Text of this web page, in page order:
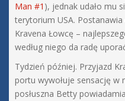
Man #1 ), jednak udało mu
terytorium USA.
Kravena Łowcę –
według niego da radę
Tydzień później. Przyjazd
portu wywołuje sensację w
posłuszna Betty